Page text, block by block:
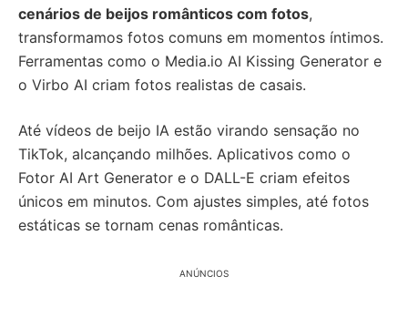
cenários de beijos românticos com fotos,
transformamos fotos comuns em momentos íntimos.
Ferramentas como o Media.io AI Kissing Generator e
o Virbo AI criam fotos realistas de casais.
Até vídeos de beijo IA estão virando sensação no
TikTok, alcançando milhões. Aplicativos como o
Fotor AI Art Generator e o DALL-E criam efeitos
únicos em minutos. Com ajustes simples, até fotos
estáticas se tornam cenas românticas.
ANÚNCIOS